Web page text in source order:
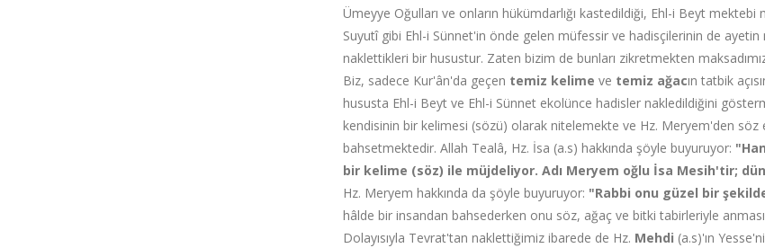
Ümeyye Oğulları ve onların hükümdarlığı kastedildiği, Ehl-i Beyt
Suyutî gibi Ehl-i Sünnet'in önde gelen müfessir ve hadisçilerinin de
naklettikleri bir husustur. Zaten bizim de bunları zikretmekten
Biz, sadece Kur'ân'da geçen temiz kelimeve temiz ağacın tatbik
hususta Ehl-i Beyt ve Ehl-i Sünnet ekolünce hadisler nakledildiğini
kendisinin bir kelimesi (sözü) olarak nitelemekte ve Hz. Meryem'den
bahsetmektedir. Allah Tealâ, Hz. İsa (a.s) hakkında şöyle buyuruyor:
bir kelime (söz) ile müjdeliyor. Adı Meryem oğlu İsa Mesih'tir;
Hz. Meryem hakkında da şöyle buyuruyor: "Rabbi onu güzel bir
hâlde bir insandan bahsederken onu söz, ağaç ve bitki tabirleriyle
Dolayısıyla Tevrat'tan naklettiğimiz ibarede de Hz. Mehdi (a.s)'ın